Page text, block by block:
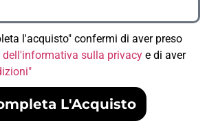
l'acquisto" confermi di aver preso
dell'informativa sulla privacy e di aver
L'Acquisto